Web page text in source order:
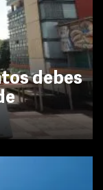
debes